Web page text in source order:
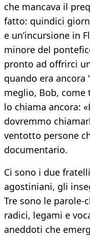
che mancava il
fatto: quindici
e un’incursione in
minore del
pronto ad offrirci
quando era ancora
meglio, Bob,
lo chiama ancora:
dovremmo
ventotto persone
documentario.
Ci sono i due
agostiniani, gli
Tre sono le parole-
radici, legami e
aneddoti che